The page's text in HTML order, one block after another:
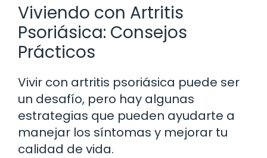
Viviendo con Artritis
Psoriásica: Consejos
Prácticos
Vivir con artritis psoriásica puede ser
un desafío, pero hay algunas
estrategias que pueden ayudarte a
manejar los síntomas y mejorar tu
calidad de vida.